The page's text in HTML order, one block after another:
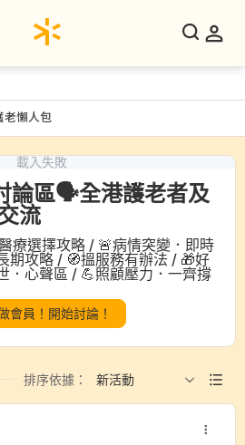
老懶人包
載入失敗
論區🗣️全港護老者及
流
療選擇攻略 / 🚨病情突變．即時
期攻略 / 🧭搵服務有辦法 / 🎁好
心聲區 / 💪照顧壓力．一齊撐
會員！開始討論！
排序依據： 新活動